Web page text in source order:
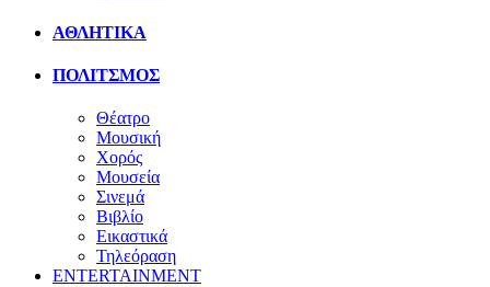
ΑΘΛΗΤΙΚΑ
ΠΟΛΙΤΣΜΟΣ
Θέατρο
Μουσική
Χορός
Μουσεία
Σινεμά
Βιβλίο
Εικαστικά
Τηλεόραση
ENTERTAINMENT